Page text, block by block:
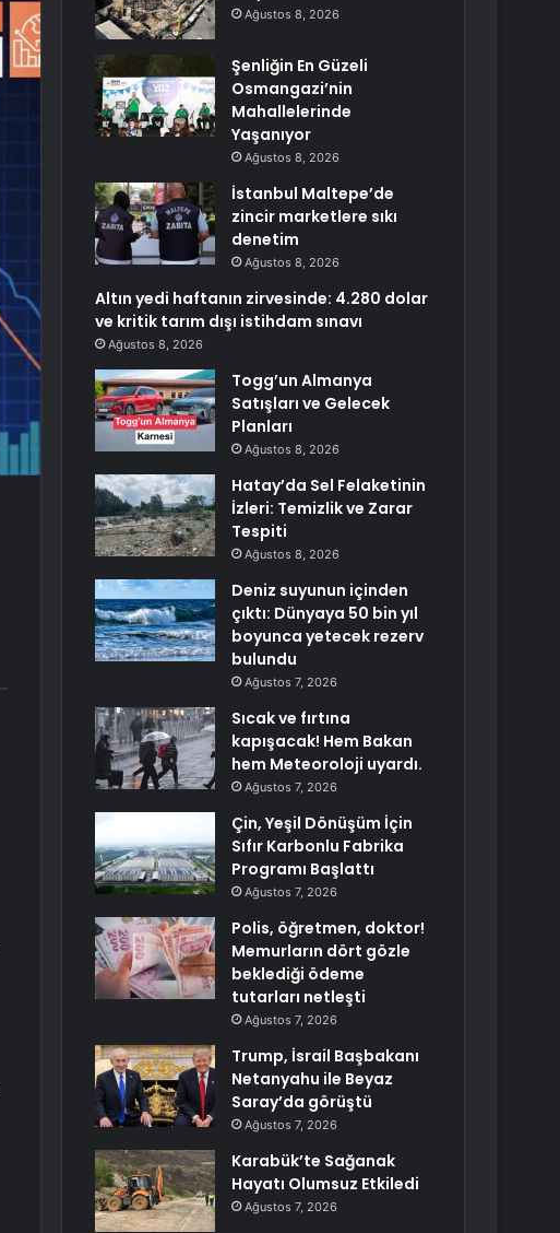
Ağustos 8, 2026
Şenliğin En Güzeli
Osmangazi’nin
Mahallelerinde
Yaşanıyor
Ağustos 8, 2026
İstanbul Maltepe’de
zincir marketlere sıkı
denetim
Ağustos 8, 2026
Altın yedi haftanın zirvesinde: 4.280 dolar
ve kritik tarım dışı istihdam sınavı
Ağustos 8, 2026
Togg’un Almanya
Satışları ve Gelecek
Planları
Ağustos 8, 2026
Hatay’da Sel Felaketinin
İzleri: Temizlik ve Zarar
Tespiti
Ağustos 8, 2026
Deniz suyunun içinden
çıktı: Dünyaya 50 bin yıl
boyunca yetecek rezerv
bulundu
Ağustos 7, 2026
Sıcak ve fırtına
kapışacak! Hem Bakan
hem Meteoroloji uyardı.
Ağustos 7, 2026
Çin, Yeşil Dönüşüm İçin
Sıfır Karbonlu Fabrika
Programı Başlattı
Ağustos 7, 2026
Polis, öğretmen, doktor!
Memurların dört gözle
beklediği ödeme
tutarları netleşti
Ağustos 7, 2026
Trump, İsrail Başbakanı
Netanyahu ile Beyaz
Saray’da görüştü
Ağustos 7, 2026
Karabük’te Sağanak
Hayatı Olumsuz Etkiledi
Ağustos 7, 2026